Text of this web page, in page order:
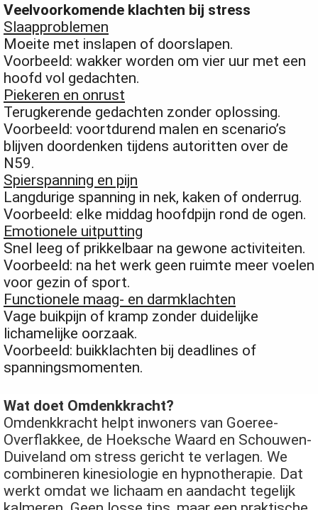
Veelvoorkomende klachten bij stress
Slaapproblemen
Moeite met inslapen of doorslapen.
Voorbeeld: wakker worden om vier uur met een
hoofd vol gedachten.
Piekeren en onrust
Terugkerende gedachten zonder oplossing.
Voorbeeld: voortdurend malen en scenario’s
blijven doordenken tijdens autoritten over de
N59.
Spierspanning en pijn
Langdurige spanning in nek, kaken of onderrug.
Voorbeeld: elke middag hoofdpijn rond de ogen.
Emotionele uitputting
Snel leeg of prikkelbaar na gewone activiteiten.
Voorbeeld: na het werk geen ruimte meer voelen
voor gezin of sport.
Functionele maag- en darmklachten
Vage buikpijn of kramp zonder duidelijke
lichamelijke oorzaak.
Voorbeeld: buikklachten bij deadlines of
spanningsmomenten.
Wat doet Omdenkkracht?
Omdenkkracht helpt inwoners van Goeree-
Overflakkee, de Hoeksche Waard en Schouwen-
Duiveland om stress gericht te verlagen. We
combineren kinesiologie en hypnotherapie. Dat
werkt omdat we lichaam en aandacht tegelijk